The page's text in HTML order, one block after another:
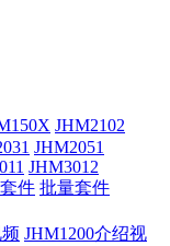
JHM2102
JHM2051
JHM3012
件 批量套件
JHM1200介绍视